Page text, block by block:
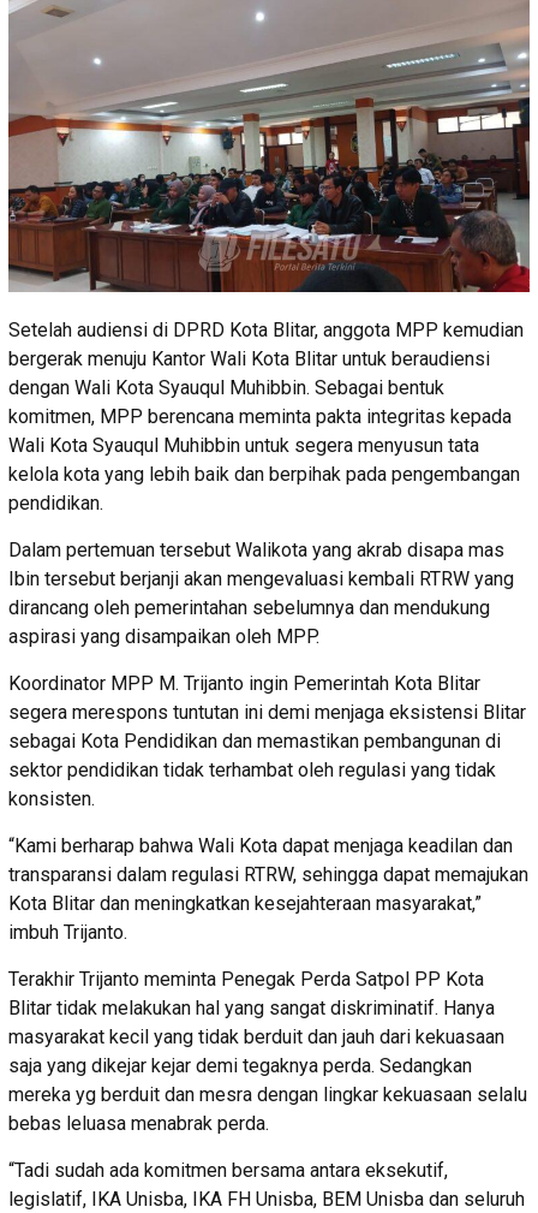
Setelah audiensi di DPRD Kota Blitar, anggota MPP kemudian
bergerak menuju Kantor Wali Kota Blitar untuk beraudiensi
dengan Wali Kota Syauqul Muhibbin. Sebagai bentuk
komitmen, MPP berencana meminta pakta integritas kepada
Wali Kota Syauqul Muhibbin untuk segera menyusun tata
kelola kota yang lebih baik dan berpihak pada pengembangan
pendidikan.
Dalam pertemuan tersebut Walikota yang akrab disapa mas
Ibin tersebut berjanji akan mengevaluasi kembali RTRW yang
dirancang oleh pemerintahan sebelumnya dan mendukung
aspirasi yang disampaikan oleh MPP.
Koordinator MPP M. Trijanto ingin Pemerintah Kota Blitar
segera merespons tuntutan ini demi menjaga eksistensi Blitar
sebagai Kota Pendidikan dan memastikan pembangunan di
sektor pendidikan tidak terhambat oleh regulasi yang tidak
konsisten.
“Kami berharap bahwa Wali Kota dapat menjaga keadilan dan
transparansi dalam regulasi RTRW, sehingga dapat memajukan
Kota Blitar dan meningkatkan kesejahteraan masyarakat,”
imbuh Trijanto.
Terakhir Trijanto meminta Penegak Perda Satpol PP Kota
Blitar tidak melakukan hal yang sangat diskriminatif. Hanya
masyarakat kecil yang tidak berduit dan jauh dari kekuasaan
saja yang dikejar kejar demi tegaknya perda. Sedangkan
mereka yg berduit dan mesra dengan lingkar kekuasaan selalu
bebas leluasa menabrak perda.
“Tadi sudah ada komitmen bersama antara eksekutif,
legislatif, IKA Unisba, IKA FH Unisba, BEM Unisba dan seluruh